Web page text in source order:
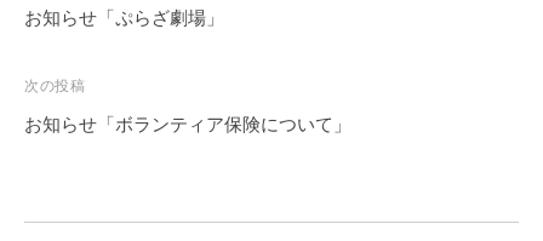
稿
ビ
ゲ
ョ
お知らせ「ぷらざ劇場」
次の投稿
お知らせ「ボランティア保険について」